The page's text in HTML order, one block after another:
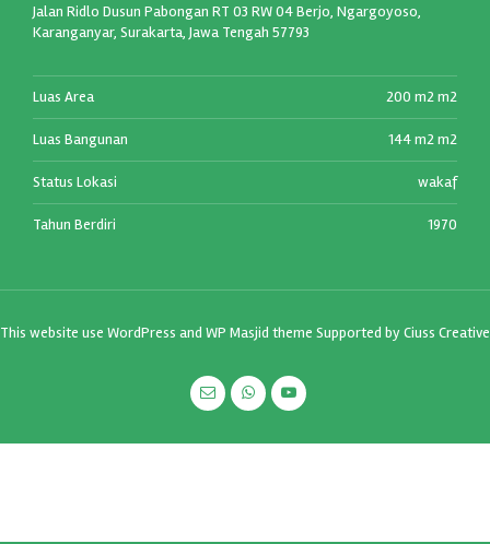
Jalan Ridlo Dusun Pabongan RT 03 RW 04 Berjo, Ngargoyoso,
Karanganyar, Surakarta, Jawa Tengah 57793
Luas Area 200 m2 m2
Luas Bangunan 144 m2 m2
Status Lokasi wakaf
Tahun Berdiri 1970
This website use WordPress and WP Masjid theme Supported byCiuss Creative